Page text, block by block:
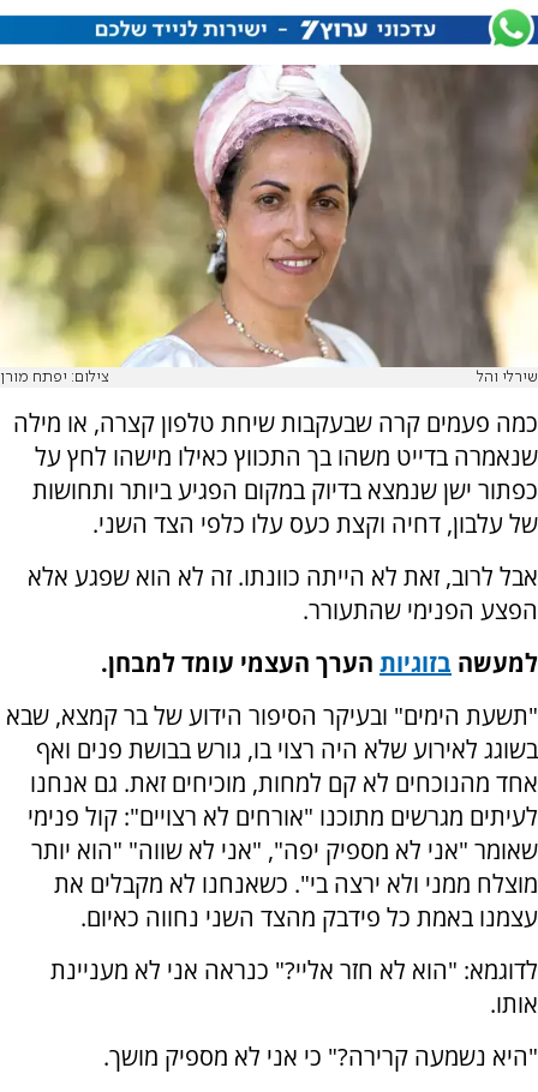
שירלי והל צילום: יפתח מורן
כמה פעמים קרה שבעקבות שיחת טלפון קצרה, או מילה
שנאמרה בדייט משהו בך התכווץ כאילו מישהו לחץ על
כפתור ישן שנמצא בדיוק במקום הפגיע ביותר ותחושות
של עלבון, דחיה וקצת כעס עלו כלפי הצד השני.
אבל לרוב, זאת לא הייתה כוונתו. זה לא הוא שפגע אלא
הפצע הפנימי שהתעורר.
למעשה בזוגיות הערך העצמי עומד למבחן.
"תשעת הימים" ובעיקר הסיפור הידוע של בר קמצא, שבא
בשוגג לאירוע שלא היה רצוי בו, גורש בבושת פנים ואף
אחד מהנוכחים לא קם למחות, מוכיחים זאת. גם אנחנו
לעיתים מגרשים מתוכנו "אורחים לא רצויים": קול פנימי
שאומר "אני לא מספיק יפה", "אני לא שווה" "הוא יותר
מוצלח ממני ולא ירצה בי". כשאנחנו לא מקבלים את
עצמנו באמת כל פידבק מהצד השני נחווה כאיום.
לדוגמא: "הוא לא חזר אליי?" כנראה אני לא מעניינת
אותו.
"היא נשמעה קרירה?" כי אני לא מספיק מושך.